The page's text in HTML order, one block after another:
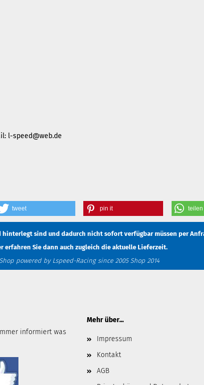
l-speed@web.de
tweet pin it teilen
sind und dadurch nicht sofort verfügbar müssen per
erfahren Sie dann auch zugleich die aktuelle Lieferzeit.
Shop powered by Lspeed-Racing since 2005 Shop 2014
informiert was
Mehr über...
Impressum
Kontakt
AGB